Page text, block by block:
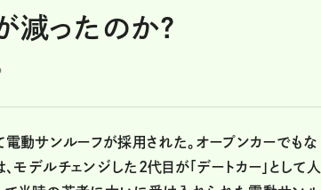
減ったのか?
電動サンルーフが採用された。オープンカーでもな
デルチェンジした2代目が「デートカー」として人